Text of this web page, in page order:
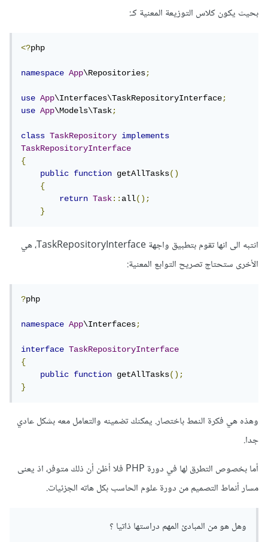
بحيث يكون كلاس التوزيعة المعنية كـ:
<?php
namespace App\Repositories;
use App\Interfaces\TaskRepositoryInterface;
use
App\Models\Task;
class TaskRepository
implements
TaskRepositoryInterface
{
public
function getAllTasks()
{
return
Task::all();
}
انتبه الى انها تقوم بتطبيق واجهة TaskRepositoryInterface، هي
الأخرى ستحتاج تصريح التوابع المعنية:
?php
namespace App\Interfaces;
interface
TaskRepositoryInterface
{
public
function getAllTasks();
}
وهذه هي فكرة النمط باختصار. يمكنك تضمينه والتعامل معه بشكل عادي
جدا.
أما بخصوص التطرق لها في دورة PHP فلا أظن أن ذلك متوفر، اذ يعنى
مسار أنماط التصميم من دورة علوم الحاسب بكل هاته الجزئيات.
وهل هو من المبادئ المهم دراستها ذاتيا ؟